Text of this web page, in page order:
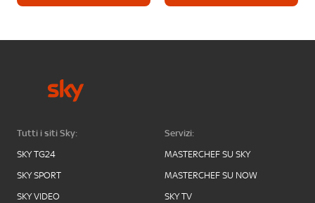
Tutti i siti Sky:
SKY TG24
SKY SPORT
SKY VIDEO
Servizi:
MASTERCHEF SU SKY
MASTERCHEF SU NOW
SKY TV